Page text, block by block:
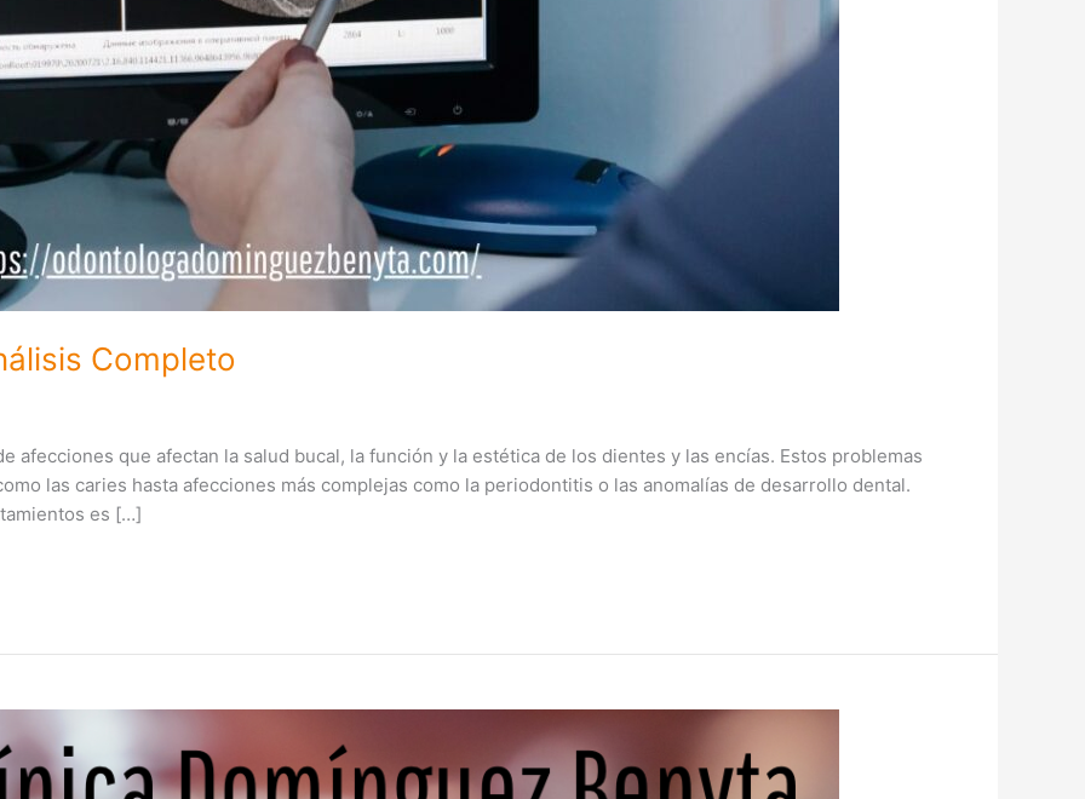
Completo
afecciones que afectan la salud bucal, la función y la estética de los dientes y las encías. Estos problemas
las caries hasta afecciones más complejas como la periodontitis o las anomalías de desarrollo dental.
es […]